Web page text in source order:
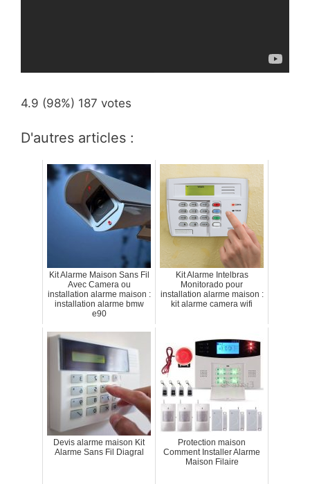
4.9 (98%) 187 votes
D'autres articles :
Kit Alarme Maison Sans Fil
Avec Camera ou
installation alarme maison :
installation alarme bmw
e90
Kit Alarme Intelbras
Monitorado pour
installation alarme maison :
kit alarme camera wifi
Devis alarme maison Kit
Alarme Sans Fil Diagral
Protection maison
Comment Installer Alarme
Maison Filaire